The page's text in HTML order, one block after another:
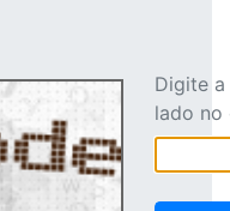
Digite
lado no